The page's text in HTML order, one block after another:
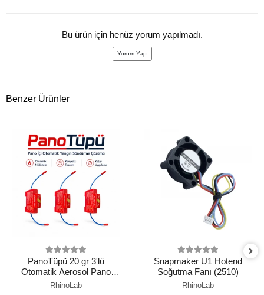
Bu ürün için henüz yorum yapılmadı.
Yorum Yap
Benzer Ürünler
PanoTüpü 20 gr 3'lü
Otomatik Aerosol Pano
Yangın Söndürme Seti
RhinoLab
Snapmaker U1 Hotend
Soğutma Fanı (2510)
RhinoLab